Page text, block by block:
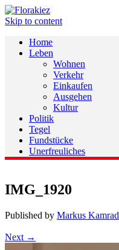
Skip to content
Home
Leben
Wohnen
Verkehr
Einkaufen
Ausgehen
Kultur
Politik
Tegel
Fundstücke
Unerfreuliches
IMG_1920
Published by Markus Kamrad
Next →